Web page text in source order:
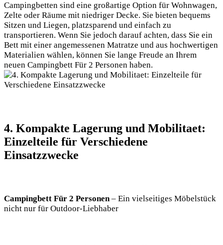
Campingbetten sind eine großartige Option für Wohnwagen,
Zelte oder Räume mit niedriger Decke. Sie bieten bequems
Sitzen und Liegen, platzsparend und einfach zu
transportieren. Wenn Sie jedoch darauf achten, dass Sie ein
Bett mit einer angemessenen Matratze und aus hochwertigen
Materialien wählen, können Sie lange Freude an Ihrem
neuen Campingbett Für 2 Personen haben.
4. Kompakte Lagerung und Mobilitaet:
Einzelteile für Verschiedene
Einsatzzwecke
Campingbett Für 2 Personen– Ein vielseitiges Möbelstück
nicht nur für Outdoor-Liebhaber